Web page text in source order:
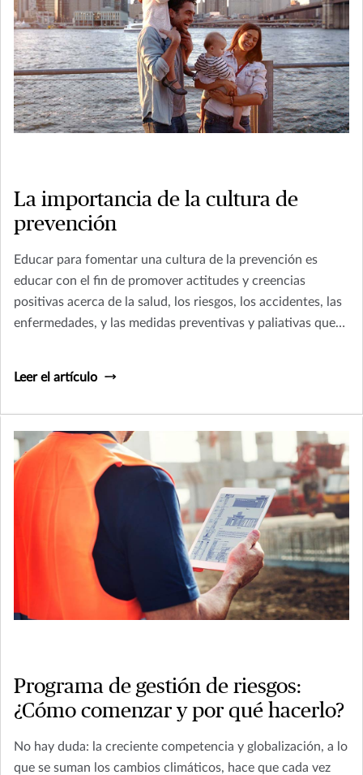
La importancia de la cultura de
prevención
Educar para fomentar una cultura de la prevención es
educar con el fin de promover actitudes y creencias
positivas acerca de la salud, los riesgos, los accidentes, las
enfermedades, y las medidas preventivas y paliativas que
Leer el artículo
Programa de gestión de riesgos:
¿Cómo comenzar y por qué hacerlo?
No hay duda: la creciente competencia y globalización, a lo
que se suman los cambios climáticos, hace que cada vez